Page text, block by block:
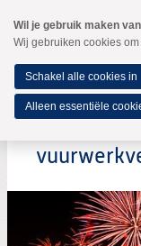
naar
Spring
de
inhoud
Spring
naar
Wil je gebruik maken
Wij gebruiken cookies
Schakel alle cookies in
Alleen essentiële